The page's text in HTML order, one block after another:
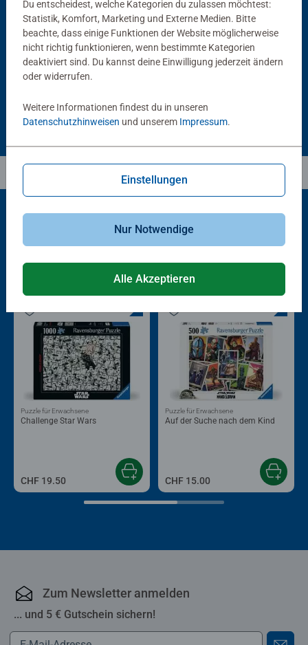
Puzzle Conserver Permanent
Durchschnittliche Bewertung 4.4 von 5 Sternen.
Puzzlezubehör Puzzlezubehör
Beliebte Auswahl
Andere Kunden mögen auch
Challenge Star Wars
Puzzle für Erwachsene
CHF 19.50
Auf der Suche nach dem Kind
Puzzle für Erwachsene
CHF 15.00
Zum Newsletter anmelden
... und 5 € Gutschein sichern!
Du entscheidest, welche Kategorien du zulassen möchtest:
Statistik, Komfort, Marketing und Externe Medien. Bitte
beachte, dass einige Funktionen der Website möglicherweise
nicht richtig funktionieren, wenn bestimmte Kategorien
deaktiviert sind. Du kannst deine Einwilligung jederzeit ändern
oder widerrufen.
Weitere Informationen findest du in unseren
Datenschutzhinweisen und unserem Impressum.
Einstellungen
Nur Notwendige
Alle Akzeptieren